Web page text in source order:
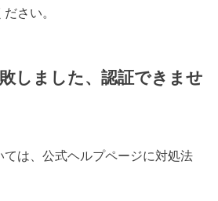
さい。
しました、認証できませ
ては、公式ヘルプページに対処法